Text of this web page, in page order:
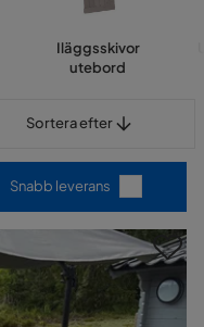
Iläggsskivor
utebord
Sortera efter
Snabb leverans